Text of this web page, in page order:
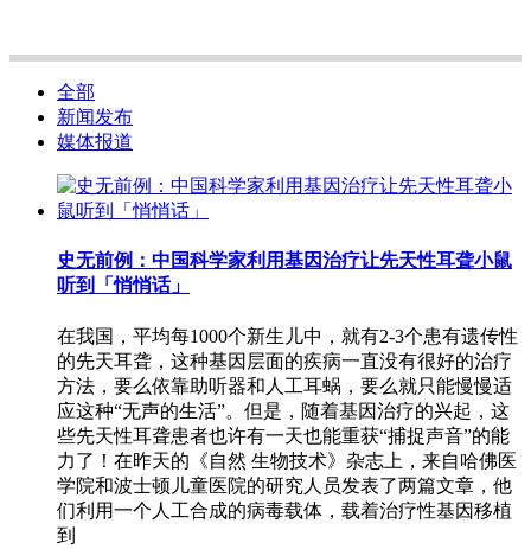
全部
新闻发布
媒体报道
史无前例：中国科学家利用基因治疗让先天性耳聋小鼠
听到「悄悄话」
在我国，平均每1000个新生儿中，就有2-3个患有遗传性
的先天耳聋，这种基因层面的疾病一直没有很好的治疗
方法，要么依靠助听器和人工耳蜗，要么就只能慢慢适
应这种“无声的生活”。但是，随着基因治疗的兴起，这
些先天性耳聋患者也许有一天也能重获“捕捉声音”的能
力了！在昨天的《自然 生物技术》杂志上，来自哈佛医
学院和波士顿儿童医院的研究人员发表了两篇文章，他
们利用一个人工合成的病毒载体，载着治疗性基因移植
到